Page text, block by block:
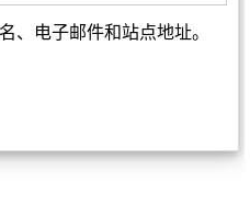
、电子邮件和站点地址。